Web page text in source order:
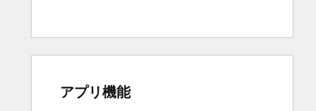
アプリ機能